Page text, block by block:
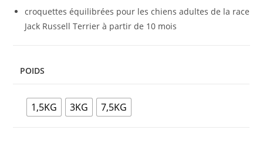
croquettes équilibrées pour les chiens adultes de la race
Jack Russell Terrier à partir de 10 mois
POIDS
1,5KG 3KG 7,5KG